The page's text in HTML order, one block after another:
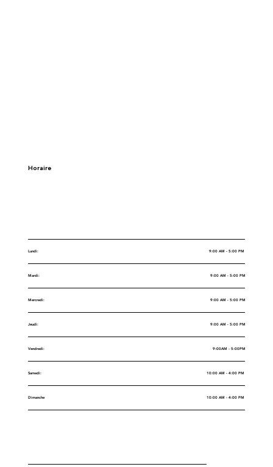
Horaire
Lundi: 9:00 AM - 5:00 PM
Mardi: 9:00 AM - 5:00 PM
Mercredi: 9:00 AM - 5:00 PM
Jeudi: 9:00 AM - 5:00 PM
Vendredi: 9:00AM - 5:00PM
Samedi: 10:00 AM - 4:00 PM
Dimanche 10:00 AM - 4:00 PM